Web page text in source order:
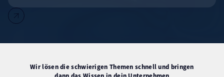
Wir lösen die schwierigen Themen schnell und bringen